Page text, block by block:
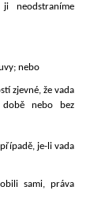
neodstraníme
nebo
zjevné, že vada
nebo bez
je-li vada
sami, práva